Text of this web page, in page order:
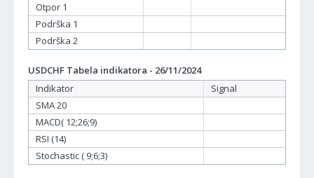
Otpor 1
Podrška 1
Podrška 2
USDCHF Tabela indikatora - 26/11/2024
Indikator
Signal
SMA 20
MACD( 12;26;9)
RSI (14)
Stochastic ( 9;6;3)